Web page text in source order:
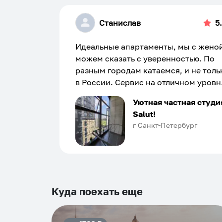
Станислав
Идеальные апартаменты, мы с
можем сказать с уверенностью. По
разным городам катаемся, и не
в России. Сервис на отличном
Хозяин апартаментов доброй души
человек, всегда можно
подскажет что как и почему.
Рекомендуем на 100% и вам, и
и сами будем приезжать еще...
Уютная частная
Salut!
г Санкт-Петербург
Куда поехать еще